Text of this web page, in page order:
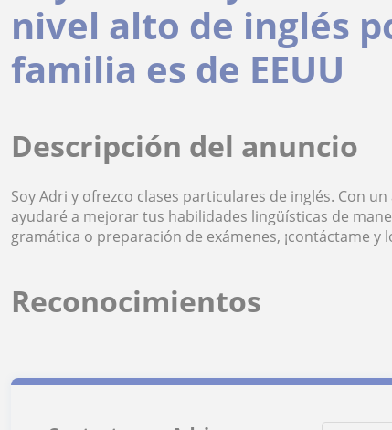
nivel alto de inglés
familia es de EEUU
Descripción del anuncio
Soy Adri y ofrezco clases particulares de inglés. Con
ayudaré a mejorar tus habilidades lingüísticas de
gramática o preparación de exámenes, ¡contáctame y
Reconocimientos